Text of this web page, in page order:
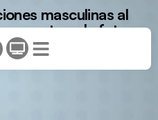
masculinas al
y de futuro.